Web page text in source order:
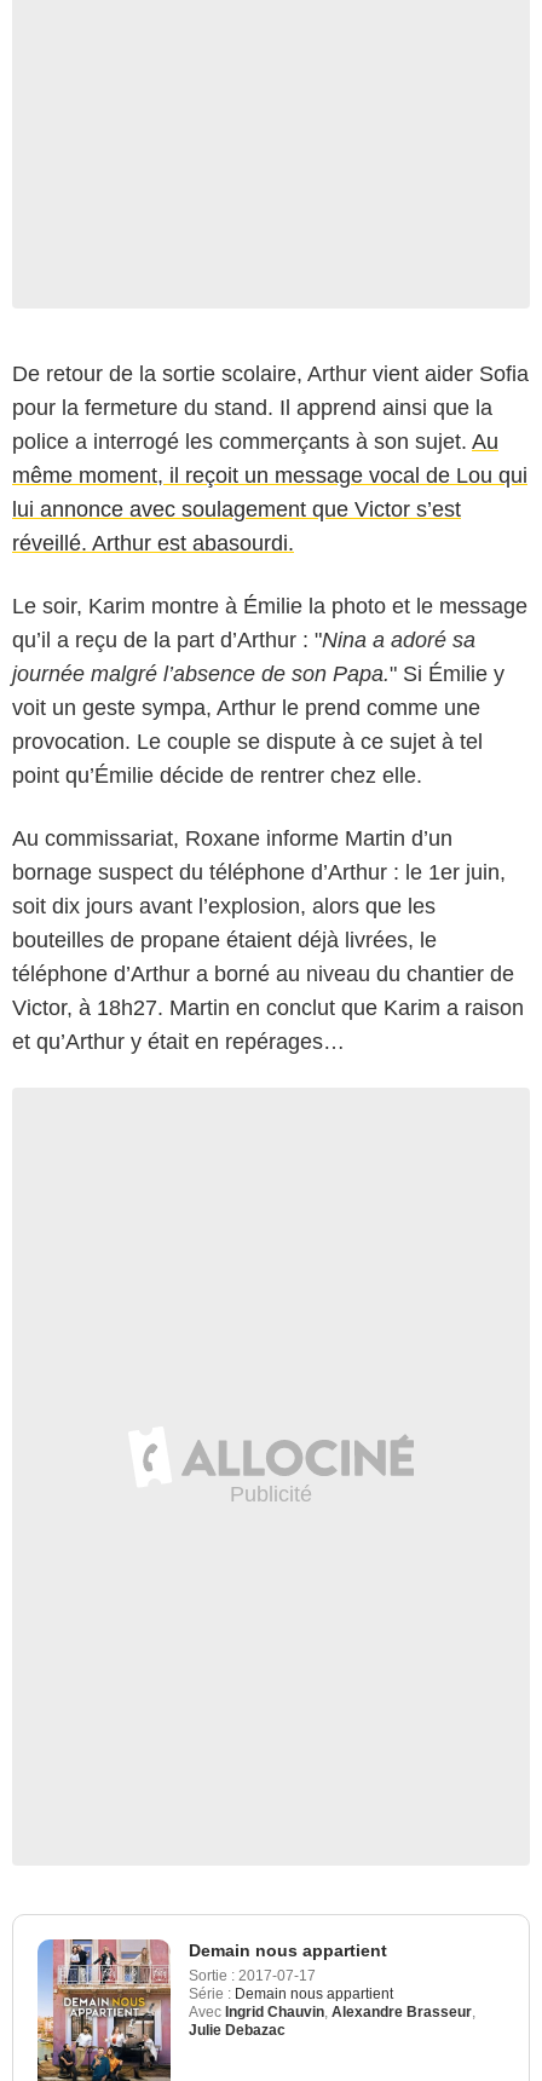
De retour de la sortie scolaire, Arthur vient aider Sofia
pour la fermeture du stand. Il apprend ainsi que la
police a interrogé les commerçants à son sujet. Au
même moment, il reçoit un message vocal de Lou qui
lui annonce avec soulagement que Victor s’est
réveillé. Arthur est abasourdi.
Le soir, Karim montre à Émilie la photo et le message
qu’il a reçu de la part d’Arthur : "Nina a adoré sa
journée malgré l’absence de son Papa." Si Émilie y
voit un geste sympa, Arthur le prend comme une
provocation. Le couple se dispute à ce sujet à tel
point qu’Émilie décide de rentrer chez elle.
Au commissariat, Roxane informe Martin d’un
bornage suspect du téléphone d’Arthur : le 1er juin,
soit dix jours avant l’explosion, alors que les
bouteilles de propane étaient déjà livrées, le
téléphone d’Arthur a borné au niveau du chantier de
Victor, à 18h27. Martin en conclut que Karim a raison
et qu’Arthur y était en repérages…
Demain nous appartient
Sortie : 2017-07-17
Série : Demain nous appartient
Avec Ingrid Chauvin Alexandre Brasseur
Julie Debazac